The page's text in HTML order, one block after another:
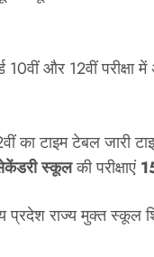
और 12वीं परीक्षा
का टाइम टेबल जारी
स्कूलकी परीक्षाएं
प्रदेश राज्य मुक्त स्कूल